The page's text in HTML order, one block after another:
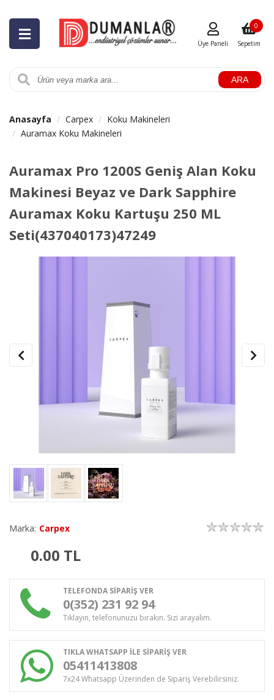
ARA
Üye Paneli Sepetim
0
Anasayfa Carpex
Koku Makineleri
Auramax Koku Makineleri
Auramax Pro 1200S Geniş Alan Koku
Makinesi Beyaz ve Dark Sapphire
Auramax Koku Kartuşu 250 ML
Seti(437040173)47249
Marka: Carpex
0.00 TL
TELEFONDA SİPARİŞ VER
0(352) 231 92 94
Tıklayın, telefonunuzu bırakın. Sizi arayalım.
TIKLA WHATSAPP İLE SİPARİŞ VER
05411413808
7x24 Whatsapp Üzerinden de Sipariş Verebilirsiniz.